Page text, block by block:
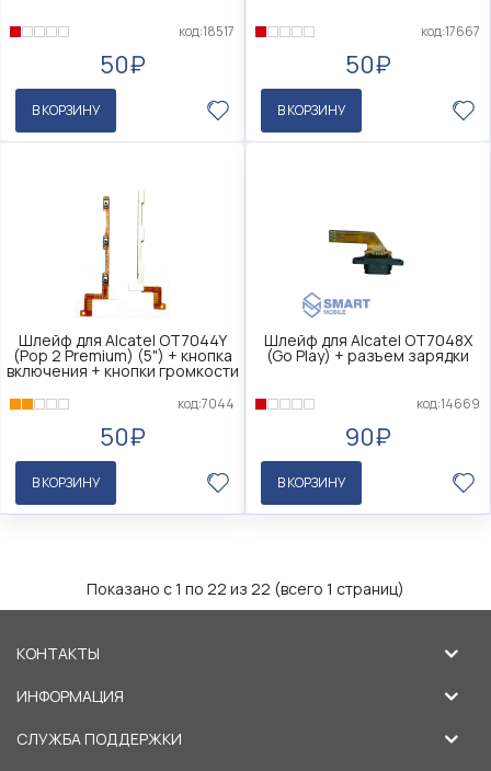
код:18517
50₽
В КОРЗИНУ
код:17667
50₽
В КОРЗИНУ
Шлейф для Alcatel OT7044Y
(Pop 2 Premium) (5") + кнопка
включения + кнопки громкости
код:7044
50₽
В КОРЗИНУ
Шлейф для Alcatel OT7048X
(Go Play) + разъем зарядки
код:14669
90₽
В КОРЗИНУ
Показано с 1 по 22 из 22 (всего 1 страниц)
КОНТАКТЫ
ИНФОРМАЦИЯ
СЛУЖБА ПОДДЕРЖКИ